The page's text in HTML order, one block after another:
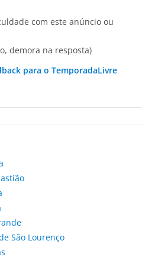
com este anúncio ou
demora na resposta)
para o TemporadaLivre
São Lourenço